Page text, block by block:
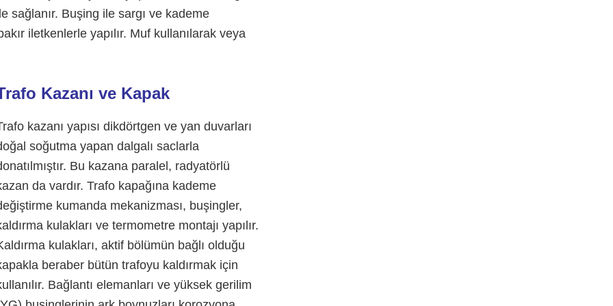
sağlanır. Buşing ile sargı ve kademe
iletkenlerle yapılır. Muf kullanılarak veya
Kazanı ve Kapak
kazanı yapısı dikdörtgen ve yan duvarları
soğutma yapan dalgalı saclarla
Bu kazana paralel, radyatörlü
da vardır. Trafo kapağına kademe
kumanda mekanizması, buşingler,
kulakları ve termometre montajı yapılır.
kulakları, aktif bölümün bağlı olduğu
beraber bütün trafoyu kaldırmak için
Bağlantı elemanları ve yüksek gerilim